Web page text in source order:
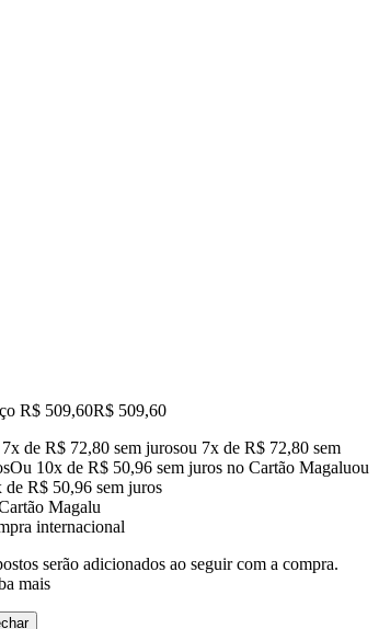
R$ 509,60R$ 509,60
de R$ 72,80 sem jurosou 7x de R$ 72,80 sem
Ou 10x de R$ 50,96 sem juros no Cartão Magaluou
de R$ 50,96 sem juros
Magalu
internacional
serão adicionados ao seguir com a compra.
mais